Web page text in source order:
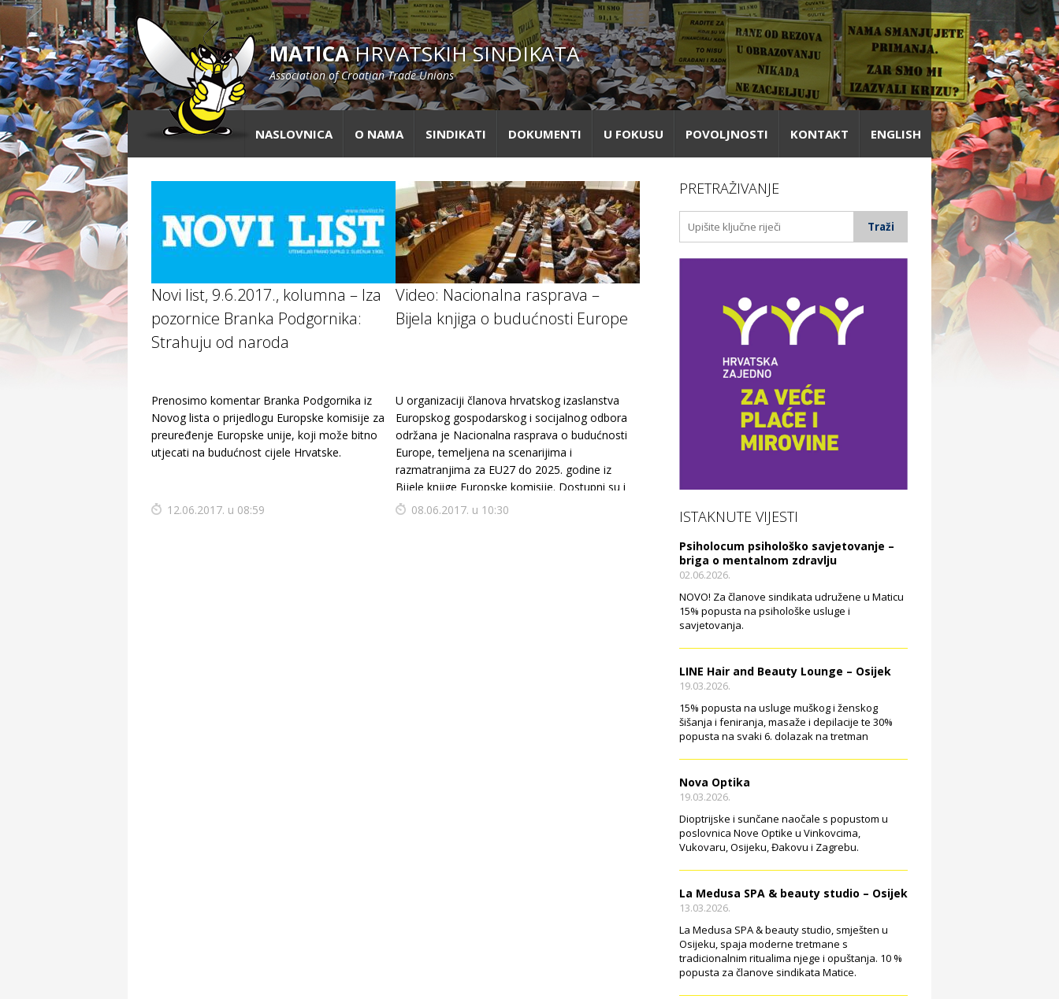
MATICAHRVATSKIH SINDIKATA
Association of Croatian Trade Unions
NASLOVNICA O NAMA SINDIKATI DOKUMENTI U FOKUSU POVOLJNOSTI KONTAKT ENGLISH
Novi list, 9.6.2017., kolumna – Iza
pozornice Branka Podgornika:
Strahuju od naroda
Prenosimo komentar Branka Podgornika iz
Novog lista o prijedlogu Europske komisije za
preuređenje Europske unije, koji može bitno
utjecati na budućnost cijele Hrvatske.
12.06.2017. u 08:59
Video: Nacionalna rasprava –
Bijela knjiga o budućnosti Europe
U organizaciji članova hrvatskog izaslanstva
Europskog gospodarskog i socijalnog odbora
održana je Nacionalna rasprava o budućnosti
Europe, temeljena na scenarijima i
razmatranjima za EU27 do 2025. godine iz
Bijele knjige Europske komisije. Dostupni su i
video zapisi najzapaženijih izlaganja sudionika.
08.06.2017. u 10:30
PRETRAŽIVANJE
ISTAKNUTE VIJESTI
Psiholocum psihološko savjetovanje –
briga o mentalnom zdravlju
02.06.2026.
NOVO! Za članove sindikata udružene u Maticu
15% popusta na psihološke usluge i
savjetovanja.
LINE Hair and Beauty Lounge – Osijek
19.03.2026.
15% popusta na usluge muškog i ženskog
šišanja i feniranja, masaže i depilacije te 30%
popusta na svaki 6. dolazak na tretman
Nova Optika
19.03.2026.
Dioptrijske i sunčane naočale s popustom u
poslovnica Nove Optike u Vinkovcima,
Vukovaru, Osijeku, Đakovu i Zagrebu.
La Medusa SPA & beauty studio – Osijek
13.03.2026.
La Medusa SPA & beauty studio, smješten u
Osijeku, spaja moderne tretmane s
tradicionalnim ritualima njege i opuštanja. 10 %
popusta za članove sindikata Matice.